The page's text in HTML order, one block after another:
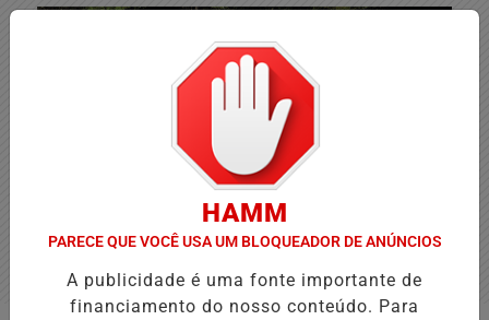
HAMM
PARECE QUE VOCÊ USA UM BLOQUEADOR DE ANÚNCIOS
A publicidade é uma fonte importante de
financiamento do nosso conteúdo. Para